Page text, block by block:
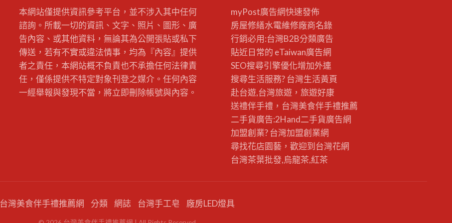
本網站僅提供資訊參考平台，並不涉入其中任何
諮詢。所載一切的資訊、文字、照片、圖形、廣
告內容、或其他資料，無論其為公開張貼或私下
傳送，若有不實或違法情事，均為『內容』提供
者之責任，本網站概不負責也不承擔任何法律責
任，僅係提供不特定對象刊登之媒介。任何內容
一經舉報與發現不當，將立即刪除帳號與內容。
myPost廣告網快速發佈
房屋修繕水電維修廠商名錄
行銷必用:台灣B2B分類廣告
貼近日常的 eTaiwan廣告網
SEO搜尋引擎優化增加外連
搜尋生活服務? 台灣生活黃頁
赴台遊,台灣旅遊 ，旅遊好康
送禮伴手禮，台灣美食伴手禮推薦
二手貨廣告:2Hand二手貨廣告網
加盟創業? 台灣加盟創業網
尋找花店園藝，歡迎到 台灣花網
台灣茶葉批發,烏龍茶,紅茶
台灣美食伴手禮推薦網 分類 網誌 台灣手工皂 廠房LED燈具